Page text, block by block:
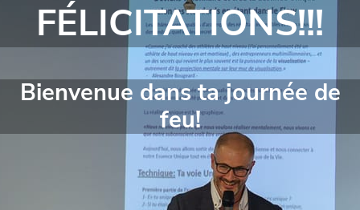
FÉLICITATIONS!!!
Bienvenue dans ta journée de
feu!